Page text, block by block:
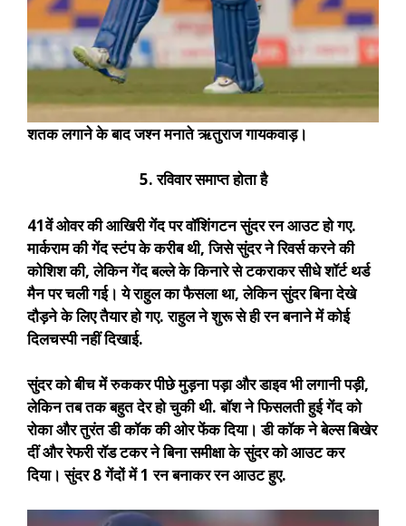
शतक लगाने के बाद जश्न मनाते ऋतुराज गायकवाड़।
5. रविवार समाप्त होता है
41वें ओवर की आखिरी गेंद पर वॉशिंगटन सुंदर रन आउट हो गए.
मार्कराम की गेंद स्टंप के करीब थी, जिसे सुंदर ने रिवर्स करने की
कोशिश की, लेकिन गेंद बल्ले के किनारे से टकराकर सीधे शॉर्ट थर्ड
मैन पर चली गई। ये राहुल का फैसला था, लेकिन सुंदर बिना देखे
दौड़ने के लिए तैयार हो गए. राहुल ने शुरू से ही रन बनाने में कोई
दिलचस्पी नहीं दिखाई.
सुंदर को बीच में रुककर पीछे मुड़ना पड़ा और डाइव भी लगानी पड़ी,
लेकिन तब तक बहुत देर हो चुकी थी. बॉश ने फिसलती हुई गेंद को
रोका और तुरंत डी कॉक की ओर फेंक दिया। डी कॉक ने बेल्स बिखेर
दीं और रेफरी रॉड टकर ने बिना समीक्षा के सुंदर को आउट कर
दिया। सुंदर 8 गेंदों में 1 रन बनाकर रन आउट हुए.